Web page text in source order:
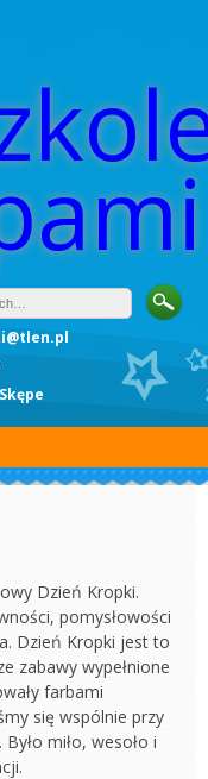
Dzień Kropki.
pomysłowości
Dzień Kropki jest to
zabawy wypełnione
farbami
się wspólnie przy
miło, wesoło i